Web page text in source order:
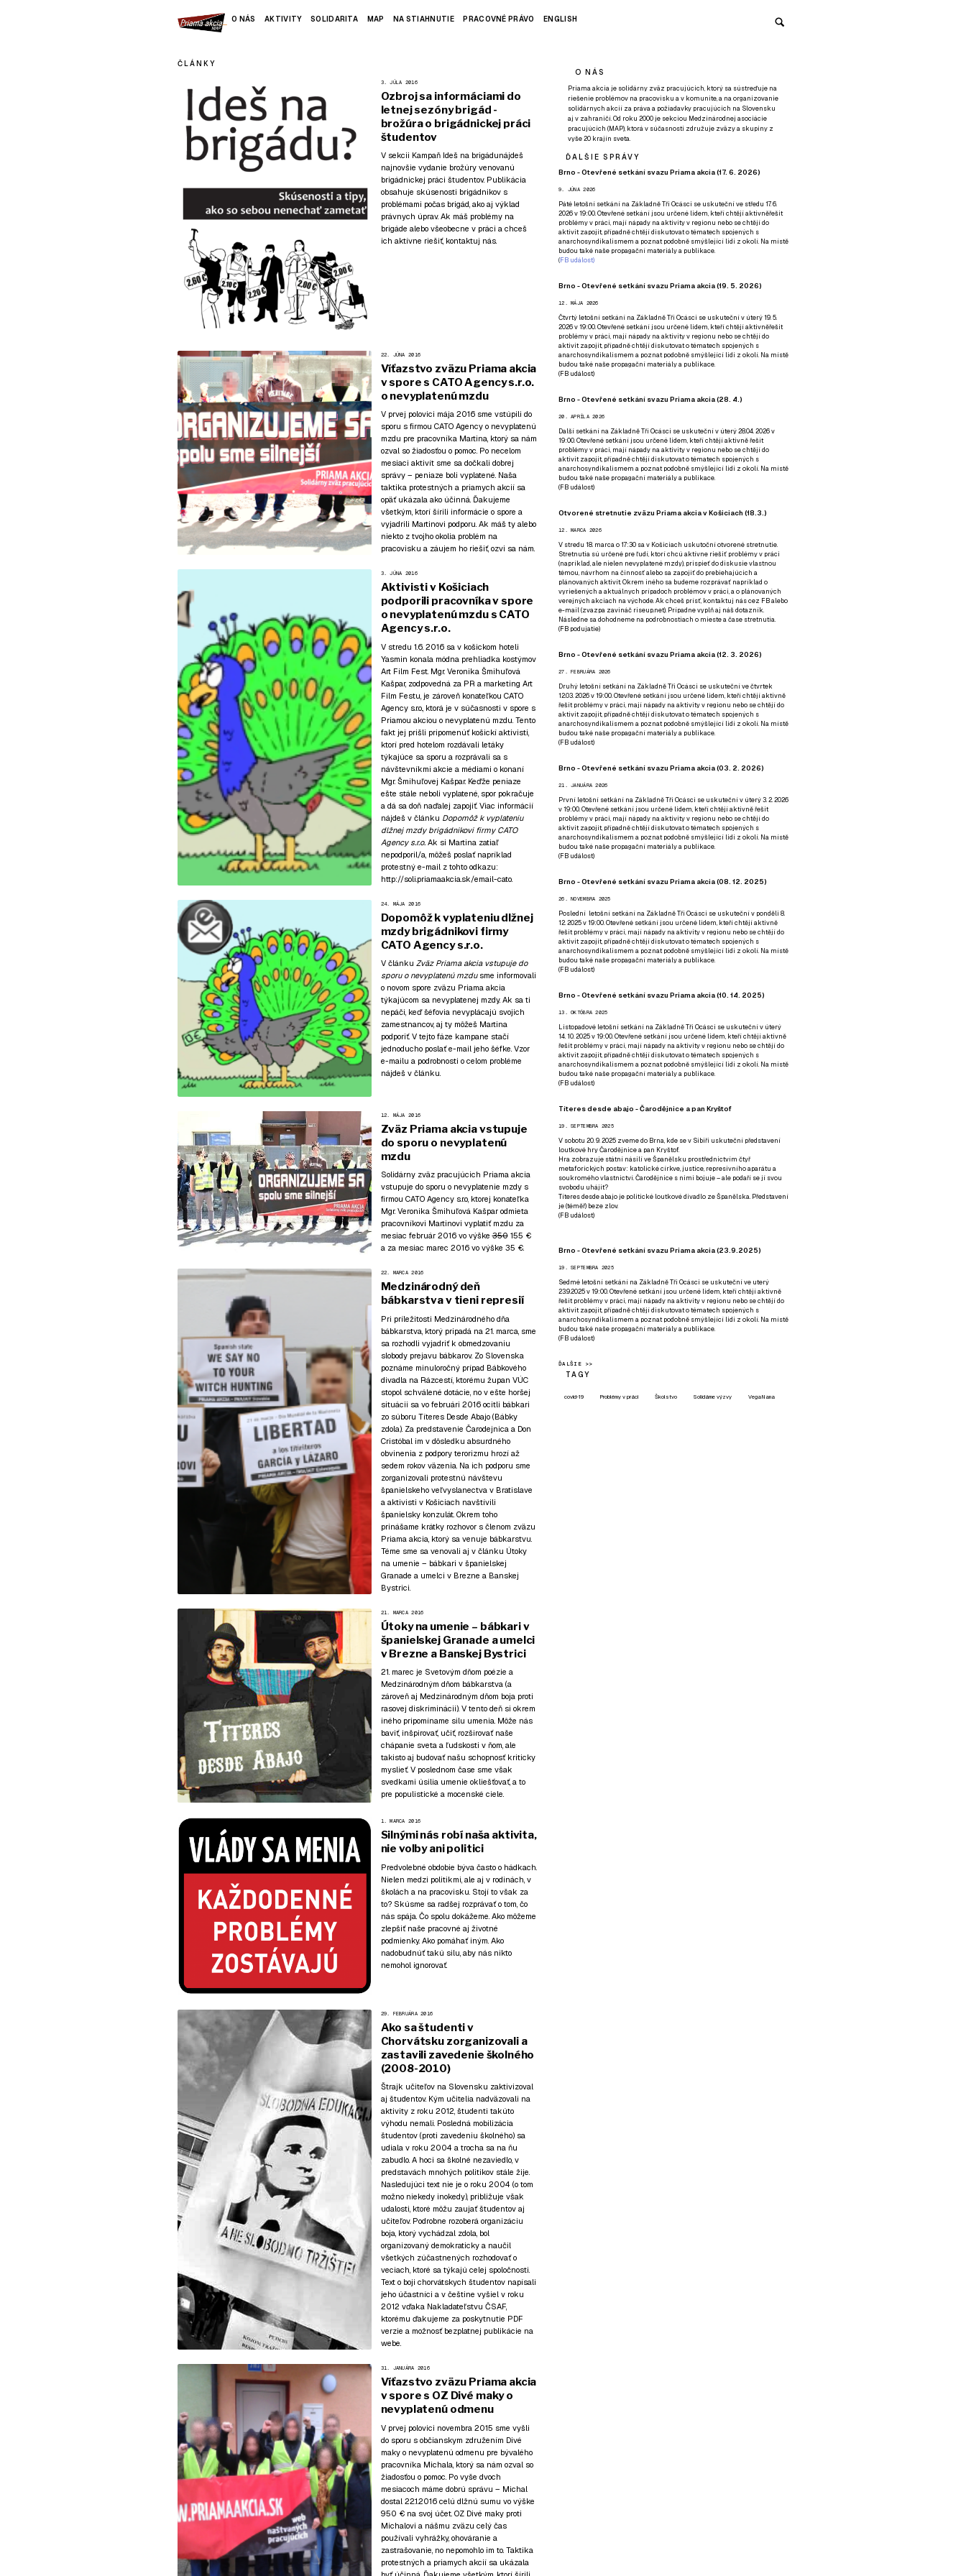
O NÁS AKTIVITY SOLIDARITA MAP NA STIAHNUTIE PRACOVNÉ PRÁVO ENGLISH
ČLÁNKY
3. JÚLA 2016
Ozbroj sa informáciami do
letnej sezóny brigád -
brožúra o brigádnickej práci
študentov
V sekcii Kampaň Ideš na brigádunájdeš
najnovšie vydanie brožúry venovanú
brigádnickej práci študentov. Publikácia
obsahuje skúsenosti brigádnikov s
problémami počas brigád, ako aj výklad
právnych úprav. Ak máš problémy na
brigáde alebo všeobecne v práci a chceš
ich aktívne riešiť, kontaktuj nás.
22. JÚNA 2016
Víťazstvo zväzu Priama akcia
v spore s CATO Agency s.r.o.
o nevyplatenú mzdu
V prvej polovici mája 2016 sme vstúpili do
sporu s firmou CATO Agency o nevyplatenú
mzdu pre pracovníka Martina, ktorý sa nám
ozval so žiadosťou o pomoc. Po necelom
mesiaci aktivít sme sa dočkali dobrej
správy – peniaze boli vyplatené. Naša
taktika protestných a priamych akcií sa
opäť ukázala ako účinná. Ďakujeme
všetkým, ktorí šírili informácie o spore a
vyjadrili Martinovi podporu. Ak máš ty alebo
niekto z tvojho okolia problém na
pracovisku a záujem ho riešiť, ozvi sa nám.
3. JÚNA 2016
Aktivisti v Košiciach
podporili pracovníka v spore
o nevyplatenú mzdu s CATO
Agency s.r.o.
V stredu 1.6. 2016 sa v košickom hoteli
Yasmin konala módna prehliadka kostýmov
Art Film Fest. Mgr. Veronika Šmihuľová
Kašpar, zodpovedná za PR a marketing Art
Film Festu, je zároveň konateľkou CATO
Agency s.r.o., ktorá je v súčasnosti v spore s
Priamou akciou o nevyplatenú mzdu. Tento
fakt jej prišli pripomenúť košickí aktivisti,
ktorí pred hotelom rozdávali letáky
týkajúce sa sporu a rozprávali sa s
návštevníkmi akcie a médiami o konaní
Mgr. Šmihuľovej Kašpar. Keďže peniaze
ešte stále neboli vyplatené, spor pokračuje
a dá sa doň naďalej zapojiť. Viac informácií
nájdeš v článku Dopomôž k vyplateniu
dlžnej mzdy brigádnikovi firmy CATO
Agency s.r.o.Ak si Martina zatiaľ
nepodporil/a, môžeš poslať napríklad
protestný e-mail z tohto odkazu:
http://soli.priamaakcia.sk/email-cato.
24. MÁJA 2016
Dopomôž k vyplateniu dlžnej
mzdy brigádnikovi firmy
CATO Agency s.r.o.
V článku Zväz Priama akcia vstupuje do
sporu o nevyplatenú mzdusme informovali
o novom spore zväzu Priama akcia
týkajúcom sa nevyplatenej mzdy. Ak sa ti
nepáči, keď šéfovia nevyplácajú svojich
zamestnancov, aj ty môžeš Martina
podporiť. V tejto fáze kampane stačí
jednoducho poslať e-mail jeho šéfke. Vzor
e-mailu a podrobnosti o celom probléme
nájdeš v článku.
12. MÁJA 2016
Zväz Priama akcia vstupuje
do sporu o nevyplatenú
mzdu
Solidárny zväz pracujúcich Priama akcia
vstupuje do sporu o nevyplatenie mzdy s
firmou CATO Agency s.r.o, ktorej konateľka
Mgr. Veronika Šmihuľová Kašpar odmieta
pracovníkovi Martinovi vyplatiť mzdu za
mesiac február 2016 vo výške350155 €
a za mesiac marec 2016 vo výške 35 €.
22. MARCA 2016
Medzinárodný deň
bábkarstva v tieni represií
Pri príležitosti Medzinárodného dňa
bábkarstva, ktorý pripadá na 21. marca, sme
sa rozhodli vyjadriť k obmedzovaniu
slobody prejavu bábkarov. Zo Slovenska
poznáme minuloročný prípad Bábkového
divadla na Rázcestí, ktorému župan VÚC
stopol schválené dotácie, no v ešte horšej
situácii sa vo februári 2016 ocitli bábkari
zo súboru Títeres Desde Abajo (Bábky
zdola). Za predstavenie Čarodejnica a Don
Cristóbal im v dôsledku absurdného
obvinenia z podpory terorizmu hrozí až
sedem rokov väzenia. Na ich podporu sme
zorganizovali protestnú návštevu
španielskeho veľvyslanectva v Bratislave
a aktivisti v Košiciach navštívili
španielsky konzulát. Okrem toho
prinášame krátky rozhovor s členom zväzu
Priama akcia, ktorý sa venuje bábkarstvu.
Téme sme sa venovali aj v článku Útoky
na umenie – bábkari v španielskej
Granade a umelci v Brezne a Banskej
Bystrici
21. MARCA 2016
Útoky na umenie – bábkari v
španielskej Granade a umelci
v Brezne a Banskej Bystrici
21. marec je Svetovým dňom poézie a
Medzinárodným dňom bábkarstva (a
zároveň aj Medzinárodným dňom boja proti
rasovej diskriminácii). V tento deň si okrem
iného pripomíname silu umenia. Môže nás
baviť, inšpirovať, učiť, rozširovať naše
chápanie sveta a ľudskosti v ňom, ale
takisto aj budovať našu schopnosť kriticky
myslieť. V poslednom čase sme však
svedkami úsilia umenie okliešťovať, a to
pre populistické a mocenské ciele.
1. MARCA 2016
Silnými nás robí naša aktivita,
nie voľby ani politici
Predvolebné obdobie býva často o hádkach.
Nielen medzi politikmi, ale aj v rodinách, v
školách a na pracovisku. Stojí to však za
to? Skúsme sa radšej rozprávať o tom, čo
nás spája. Čo spolu dokážeme. Ako môžeme
zlepšiť naše pracovné aj životné
podmienky. Ako pomáhať iným. Ako
nadobudnúť takú silu, aby nás nikto
nemohol ignorovať.
29. FEBRUÁRA 2016
Ako sa študenti v
Chorvátsku zorganizovali a
zastavili zavedenie školného
(2008-2010)
Štrajk učiteľov na Slovensku zaktivizoval
aj študentov. Kým učitelia nadväzovali na
aktivity z roku 2012, študenti takúto
výhodu nemali. Posledná mobilizácia
študentov (proti zavedeniu školného) sa
udiala v roku 2004 a trocha sa na ňu
zabudlo. A hoci sa školné nezaviedlo, v
predstavách mnohých politikov stále žije.
Nasledujúci text nie je o roku 2004 (o tom
možno niekedy inokedy), približuje však
udalosti, ktoré môžu zaujať študentov aj
učiteľov. Podrobne rozoberá organizáciu
boja, ktorý vychádzal zdola, bol
organizovaný demokraticky a naučil
všetkých zúčastnených rozhodovať o
veciach, ktoré sa týkajú celej spoločnosti.
Text o boji chorvátskych študentov napísali
jeho účastníci a v češtine vyšiel v roku
2012 vďaka Nakladateľstvu ČSAF,
ktorému ďakujeme za poskytnutie PDF
verzie a možnosť bezplatnej publikácie na
webe.
31. JANUÁRA 2016
Víťazstvo zväzu Priama akcia
v spore s OZ Divé maky o
nevyplatenú odmenu
V prvej polovici novembra 2015 sme vyšli
do sporu s občianskym združením Divé
maky o nevyplatenú odmenu pre bývalého
pracovníka Michala, ktorý sa nám ozval so
žiadosťou o pomoc. Po vyše dvoch
mesiacoch máme dobrú správu – Michal
dostal 22.1.2016 celú dlžnú sumu vo výške
950 € na svoj účet. OZ Divé maky proti
Michalovi a nášmu zväzu celý čas
používali vyhrážky, ohováranie a
zastrašovanie, no nepomohlo im to. Taktika
protestných a priamych akcií sa ukázala
O NÁS
Priama akcia je solidárny zväz pracujúcich, ktorý sa sústreďuje na
riešenie problémov na pracovisku a v komunite, a na organizovanie
solidárnych akcií za práva a požiadavky pracujúcich na Slovensku
aj v zahraničí. Od roku 2000 je sekciou Medzinárodnej asociácie
pracujúcich (MAP), ktorá v súčasnosti združuje zväzy a skupiny z
vyše 20 krajín sveta.
ĎALŠIE SPRÁVY
Brno - Otevřené setkání svazu Priama akcia (17. 6. 2026)
9. JÚNA 2026
Páté letošní setkání na Základně Tři Ocásci se uskuteční ve středu 17. 6.
2026 v 19:00. Otevřené setkání jsou určené lidem, kteří chtějí aktivněřešit
problémy v práci, mají nápady na aktivity v regionu nebo se chtějí do
aktivit zapojit, případně chtějí diskutovat o tématech spojených s
anarchosyndikalismem a poznat podobně smýšlející lidi z okolí. Na místě
budou také naše propagační materiály a publikace.
(FB událost)
Brno - Otevřené setkání svazu Priama akcia (19. 5. 2026)
12. MÁJA 2026
Čtvrtý letošní setkání na Základně Tři Ocásci se uskuteční v úterý 19. 5.
2026 v 19:00. Otevřené setkání jsou určené lidem, kteří chtějí aktivněřešit
problémy v práci, mají nápady na aktivity v regionu nebo se chtějí do
aktivit zapojit, případně chtějí diskutovat o tématech spojených s
anarchosyndikalismem a poznat podobně smýšlející lidi z okolí. Na místě
budou také naše propagační materiály a publikace.
(FB událost)
Brno - Otevřené setkání svazu Priama akcia (28. 4.)
20. APRÍLA 2026
Další setkání na Základně Tři Ocásci se uskuteční v úterý 28.04. 2026 v
19:00. Otevřené setkání jsou určené lidem, kteří chtějí aktivně řešit
problémy v práci, mají nápady na aktivity v regionu nebo se chtějí do
aktivit zapojit, případně chtějí diskutovat o tématech spojených s
anarchosyndikalismem a poznat podobně smýšlející lidi z okolí. Na místě
budou také naše propagační materiály a publikace.
(FB událost)
Otvorené stretnutie zväzu Priama akcia v Košiciach (18.3.)
12. MARCA 2026
V stredu 18. marca o 17:30 sa v Košiciach uskutoční otvorené stretnutie.
Stretnutia sú určené pre ľudí, ktorí chcú aktívne riešiť problémy v práci
(napríklad, ale nielen nevyplatené mzdy), prispieť do diskusie vlastnou
témou, návrhom na činnosť alebo sa zapojiť do prebiehajúcich a
plánovaných aktivít. Okrem iného sa budeme rozprávať napríklad o
vyriešených a aktuálnych prípadoch problémov v práci, a o plánovaných
verejných akciach na východe. Ak chceš prísť, kontaktuj nás cez FBalebo
e-mail (zvazpa zavináč riseup.net). Prípadnevyplň aj náš dotazník.
Následne sa dohodneme na podrobnostiach o mieste a čase stretnutia.
(FB podujatie)
Brno - Otevřené setkání svazu Priama akcia (12. 3. 2026)
27. FEBRUÁRA 2026
Druhý letošní setkání na Základně Tři Ocásci se uskuteční ve čtvrtek
12.03. 2026 v 19:00. Otevřené setkání jsou určené lidem, kteří chtějí aktivně
řešit problémy v práci, mají nápady na aktivity v regionu nebo se chtějí do
aktivit zapojit, případně chtějí diskutovat o tématech spojených s
anarchosyndikalismem a poznat podobně smýšlející lidi z okolí. Na místě
budou také naše propagační materiály a publikace.
(FB událost)
Brno - Otevřené setkání svazu Priama akcia (03. 2. 2026)
21. JANUÁRA 2026
První letošní setkání na Základně Tři Ocásci se uskuteční v úterý 3. 2. 2026
v 19:00. Otevřené setkání jsou určené lidem, kteří chtějí aktivně řešit
problémy v práci, mají nápady na aktivity v regionu nebo se chtějí do
aktivit zapojit, případně chtějí diskutovat o tématech spojených s
anarchosyndikalismem a poznat podobně smýšlející lidi z okolí. Na místě
budou také naše propagační materiály a publikace.
(FB událost)
Brno - Otevřené setkání svazu Priama akcia (08. 12. 2025)
26. NOVEMBRA 2025
Poslední letošní setkání na Základně Tři Ocásci se uskuteční v ponděli 8.
12. 2025 v 19:00. Otevřené setkání jsou určené lidem, kteří chtějí aktivně
řešit problémy v práci, mají nápady na aktivity v regionu nebo se chtějí do
aktivit zapojit, případně chtějí diskutovat o tématech spojených s
anarchosyndikalismem a poznat podobně smýšlející lidi z okolí. Na místě
budou také naše propagační materiály a publikace.
(FB událost)
Brno - Otevřené setkání svazu Priama akcia (10. 14. 2025)
13. OKTÓBRA 2025
Listopadové letošní setkání na Základně Tři Ocásci se uskuteční v úterý
14. 10. 2025 v 19:00. Otevřené setkání jsou určené lidem, kteří chtějí aktivně
řešit problémy v práci, mají nápady na aktivity v regionu nebo se chtějí do
aktivit zapojit, případně chtějí diskutovat o tématech spojených s
anarchosyndikalismem a poznat podobně smýšlející lidi z okolí. Na místě
budou také naše propagační materiály a publikace.
(FB událost)
Títeres desde abajo - Čarodějnice a pan Kryštof
19. SEPTEMBRA 2025
V sobotu 20. 9. 2025 zveme do Brna, kde se v Sibiři uskuteční představení
loutkové hry Čarodějnice a pan Kryštof.
Hra zobrazuje státní násilí ve Španělsku prostřednictvím čtyř
metaforických postav: katolické církve, justice, represivního aparátu a
soukromého vlastnictví. Čarodějnice s nimi bojuje – ale podaří se jí svou
svobodu uhájit?
Títeres desde abajo je politické loutkové divadlo ze Španělska. Představení
je (téměř) beze zlov.
(FB událost)
Brno - Otevřené setkání svazu Priama akcia (23.9.2025)
19. SEPTEMBRA 2025
Sedmé letošní setkání na Základně Tři Ocásci se uskuteční ve uterý
23.9.2025 v 19:00. Otevřené setkání jsou určené lidem, kteří chtějí aktivně
řešit problémy v práci, mají nápady na aktivity v regionu nebo se chtějí do
aktivit zapojit, případně chtějí diskutovat o tématech spojených s
anarchosyndikalismem a poznat podobně smýšlející lidi z okolí. Na místě
budou také naše propagační materiály a publikace.
(FB událost)
ĎALŠIE >>
TAGY
covid-19 Problémy v práci Školstvo Solidárne výzvy VegaNana